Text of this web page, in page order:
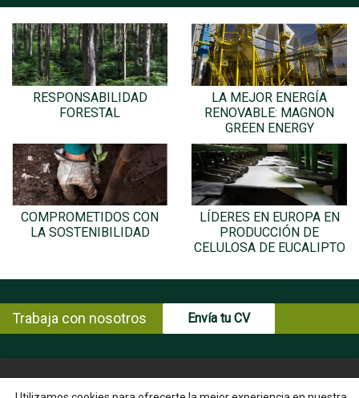
RESPONSABILIDAD
FORESTAL
LA MEJOR ENERGÍA
RENOVABLE: MAGNON
GREEN ENERGY
COMPROMETIDOS CON
LA SOSTENIBILIDAD
LÍDERES EN EUROPA EN
PRODUCCIÓN DE
CELULOSA DE EUCALIPTO
Trabaja con nosotros Envía tu CV
© Copyright ENCE 2026 MAPA WEB AVISO LEGAL